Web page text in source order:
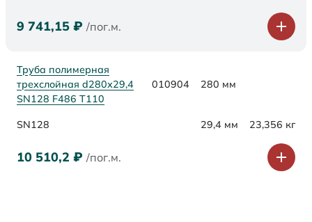
9 741,15 ₽ /пог.м.
Труба полимерная
трехслойная d280х29,4
SN128 F486 Т110
010904 280 мм
SN128 29,4 мм 23,356 кг
10 510,2 ₽ /пог.м.